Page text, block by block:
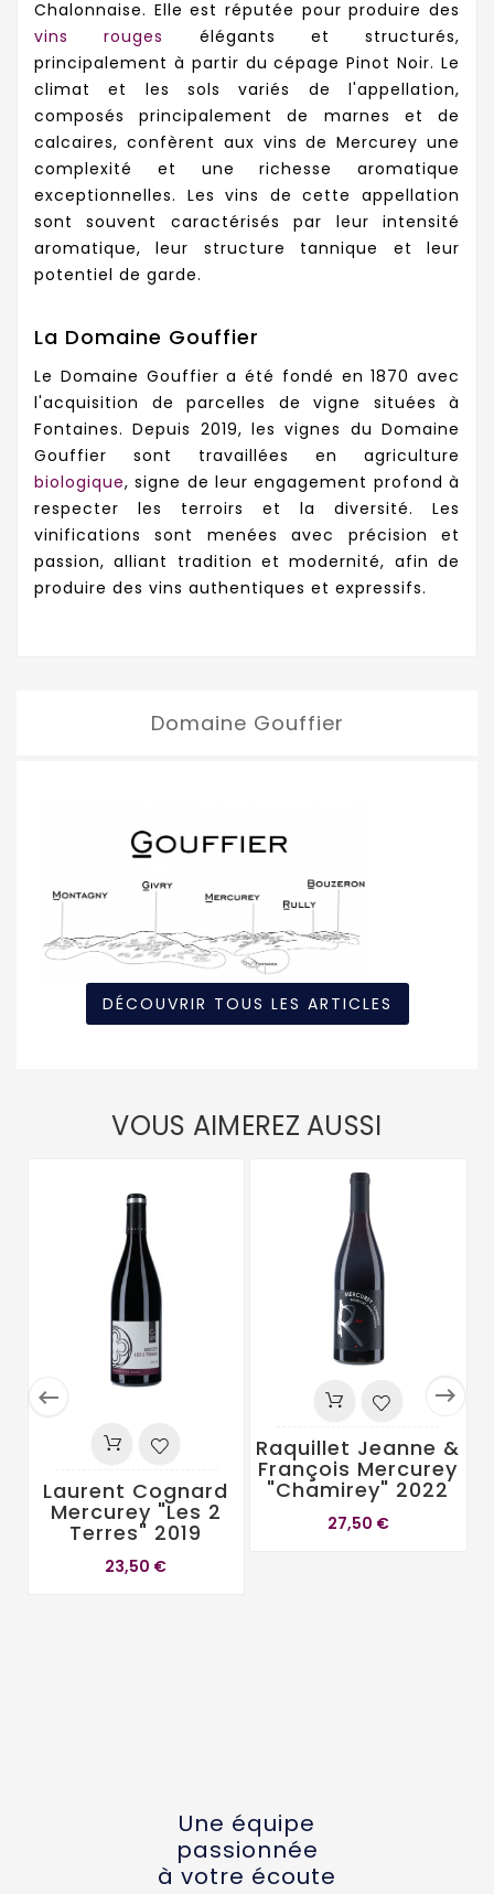
Chalonnaise. Elle est réputée pour produire des
vins rouges
élégants et structurés,
principalement à partir du cépage Pinot Noir. Le
climat et les sols variés de l'appellation,
composés principalement de marnes et de
calcaires, confèrent aux vins de Mercurey une
complexité et une richesse aromatique
exceptionnelles. Les vins de cette appellation
sont souvent caractérisés par leur intensité
aromatique, leur structure tannique et leur
potentiel de garde.
La Domaine Gouffier
Le Domaine Gouffier a été fondé en 1870 avec
l'acquisition de parcelles de vigne situées à
Fontaines. Depuis 2019, les vignes du Domaine
Gouffier sont travaillées en agriculture
biologique, signe de leur engagement profond à
respecter les terroirs et la diversité. Les
vinifications sont menées avec précision et
passion, alliant tradition et modernité, afin de
produire des vins authentiques et expressifs.
Domaine Gouffier
DÉCOUVRIR TOUS LES ARTICLES
VOUS AIMEREZ AUSSI
 
Laurent Cognard
Mercurey "Les 2
Terres" 2019
23,50 €
Raquillet Jeanne &
François Mercurey
"Chamirey" 2022
27,50 €
Une équipe
passionnée
à votre écoute